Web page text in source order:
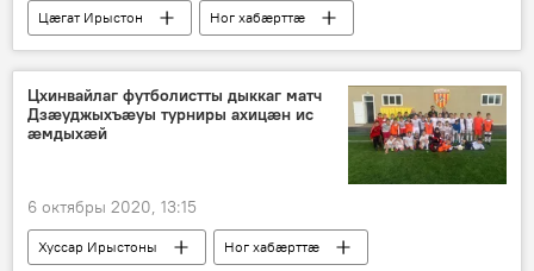
Цӕгат Ирыстон Ног хабӕрттӕ
Цхинвайлаг футболистты дыккаг матч
Дзӕуджыхъӕуы турниры ахицӕн ис
ӕмдыхӕй
6 октябры 2020, 13:15
Хуссар Ирыстоны
Ног хабӕрттӕ